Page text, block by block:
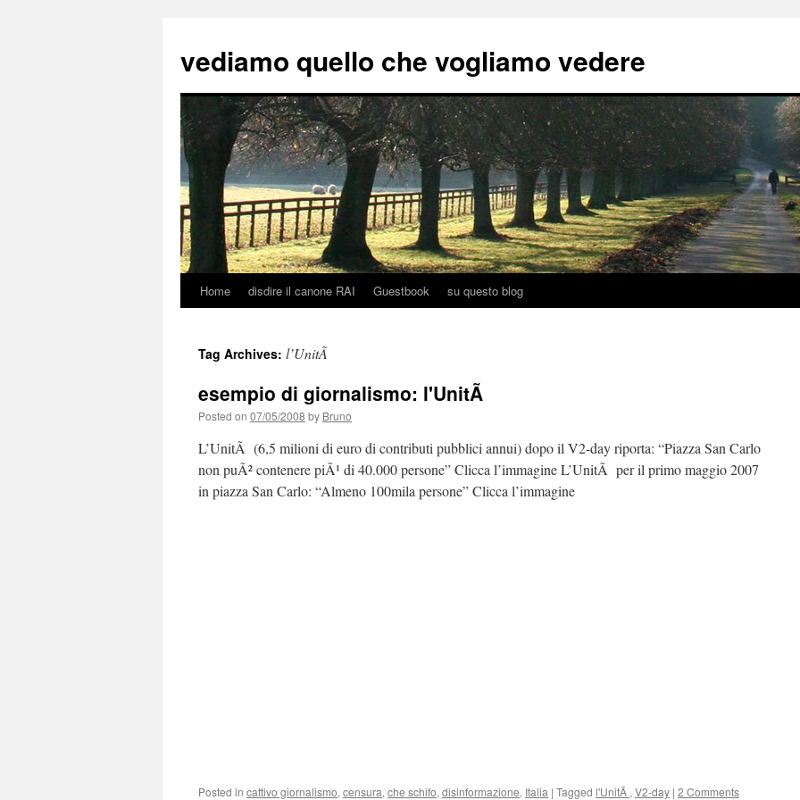
vediamo quello che vogliamo vedere
Skip
content
Home disdire il canone RAI Guestbook su questo blog
Tag Archives: l’UnitÃ
esempio di giornalismo: l'UnitÃ
Posted on 07/05/2008 by Bruno
L’UnitÃ (6,5 milioni di euro di contributi pubblici annui) dopo il V2-day riporta: “Piazza San Carlo
non puÃ² contenere piÃ¹ di 40.000 persone” Clicca l’immagine L’UnitÃ per il primo maggio 2007
in piazza San Carlo: “Almeno 100mila persone” Clicca l’immagine
Posted in cattivo giornalismo, censura, che schifo, disinformazione, Italia | Tagged l'UnitÃ , V2-day | 2 Comments